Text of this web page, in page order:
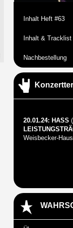
Inhalt Heft #63
Inhalt & Tracklist
Nachbestellung
20.01.24: HASS
Weisbecker-Haus